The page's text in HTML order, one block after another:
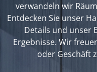
verwandeln wir
Entdecken Sie unser
Details und unser
Ergebnisse. Wir
oder Geschäft